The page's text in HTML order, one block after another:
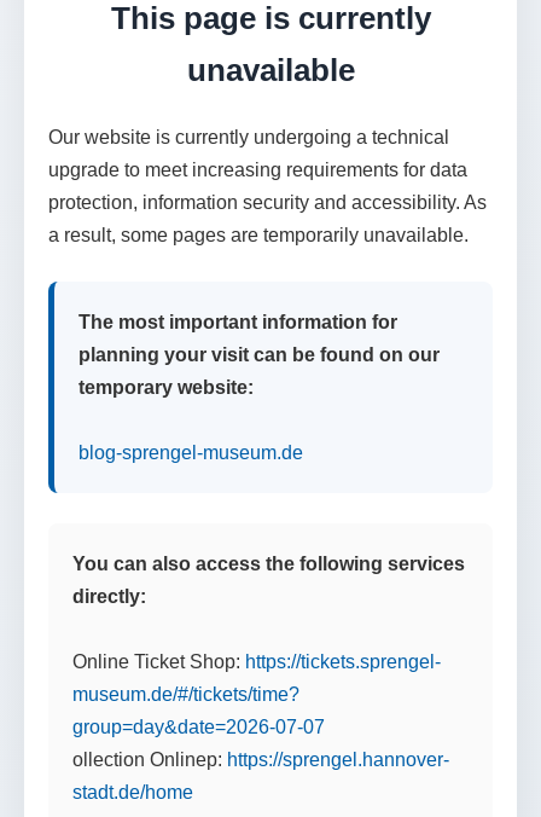
This page is currently
unavailable
Our website is currently undergoing a technical
upgrade to meet increasing requirements for data
protection, information security and accessibility. As
a result, some pages are temporarily unavailable.
The most important information for
planning your visit can be found on our
temporary website:
blog-sprengel-museum.de
You can also access the following services
directly:
Online Ticket Shop: https://tickets.sprengel-
museum.de/#/tickets/time?
group=day&date=2026-07-07
ollection Onlinep: https://sprengel.hannover-
stadt.de/home